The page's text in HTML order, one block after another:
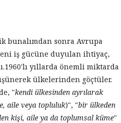
bunalımdan sonra Avrupa
iş gücüne duyulan ihtiyaç,
yıllarda önemli miktarda
ülkelerinden göçtüler.
"kendi ülkesinden ayrılarak
aile veya topluluk)", "bir ülkeden
kişi, aile ya da toplumsal küme"